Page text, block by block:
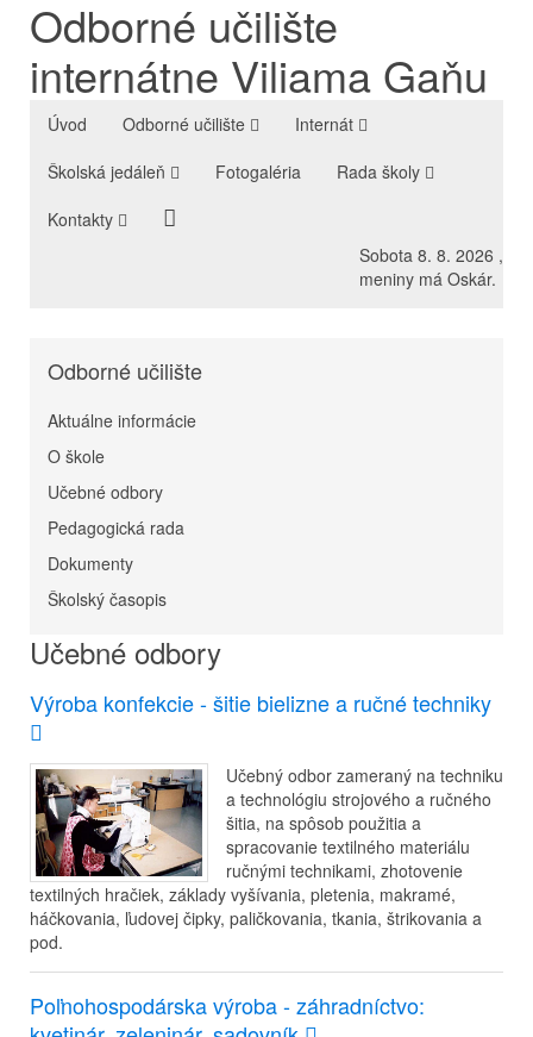
Odborné učilište
internátne Viliama Gaňu
Úvod Odborné učilište
Internát
Školská jedáleň
Fotogaléria
Rada školy
Kontakty
Sobota 8. 8. 2026 ,
meniny má Oskár.
Odborné učilište
Aktuálne informácie
O škole
Učebné odbory
Pedagogická rada
Dokumenty
Školský časopis
Učebné odbory
Výroba konfekcie - šitie bielizne a ručné techniky
Učebný odbor zameraný na techniku
a technológiu strojového a ručného
šitia, na spôsob použitia a
spracovanie textilného materiálu
ručnými technikami, zhotovenie
textilných hračiek, základy vyšívania, pletenia, makramé,
háčkovania, ľudovej čipky, paličkovania, tkania, štrikovania a
pod.
Poľnohospodárska výroba - záhradníctvo: